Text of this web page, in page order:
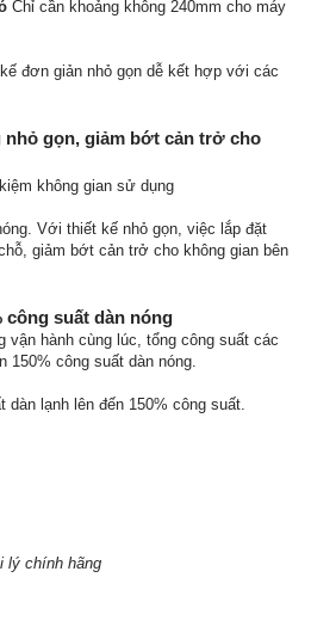
Chỉ cần khoảng không 240mm cho máy
đơn giản nhỏ gọn dễ kết hợp với các
nhỏ gọn, giảm bớt cản trở cho
không gian sử dụng
Với thiết kế nhỏ gọn, việc lắp đặt
giảm bớt cản trở cho không gian bên
công suất dàn nóng
vận hành cùng lúc, tổng công suất các
150% công suất dàn nóng.
dàn lạnh lên đến 150% công suất.
lý chính hãng